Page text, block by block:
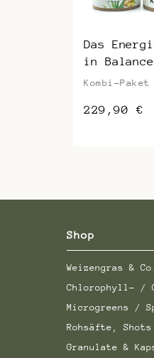
Das
in Balance
Kombi-Paket
229,90 €
Shop
Weizengras & Co.
Chlorophyll- /
Microgreens /
Rohsäfte, Shots
Granulate &